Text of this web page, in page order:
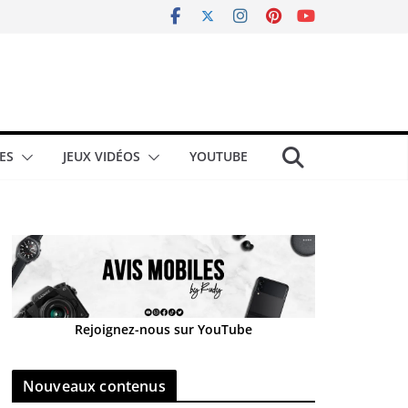
JEUX VIDÉOS YOUTUBE
Rejoignez-nous sur YouTube
Nouveaux contenus